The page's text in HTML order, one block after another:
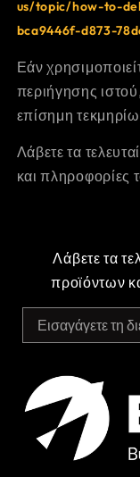
us/topic/how-to-
bca9446f-d873-
Εάν
περιήγησης
επίσημη
Λάβετε τα
και πληροφορίες
Λάβετε τα
προϊόντων